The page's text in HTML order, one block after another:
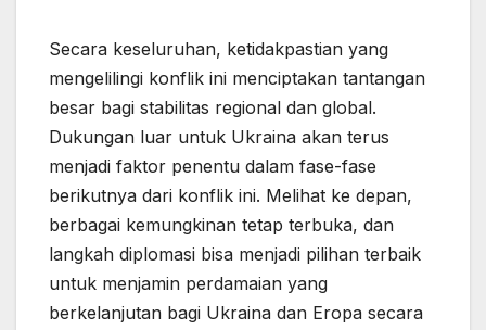
Secara keseluruhan, ketidakpastian yang
mengelilingi konflik ini menciptakan tantangan
besar bagi stabilitas regional dan global.
Dukungan luar untuk Ukraina akan terus
menjadi faktor penentu dalam fase-fase
berikutnya dari konflik ini. Melihat ke depan,
berbagai kemungkinan tetap terbuka, dan
langkah diplomasi bisa menjadi pilihan terbaik
untuk menjamin perdamaian yang
berkelanjutan bagi Ukraina dan Eropa secara